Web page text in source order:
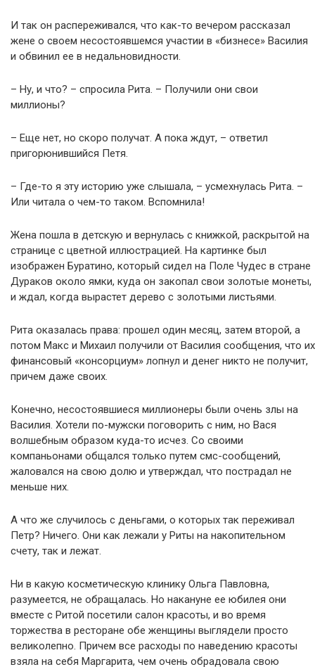
И так он распереживался, что как-то вечером рассказал
жене о своем несостоявшемся участии в «бизнесе» Василия
и обвинил ее в недальновидности.
– Ну, и что? – спросила Рита. – Получили они свои
миллионы?
– Еще нет, но скоро получат. А пока ждут, – ответил
пригорюнившийся Петя.
– Где-то я эту историю уже слышала, – усмехнулась Рита. –
Или читала о чем-то таком. Вспомнила!
Жена пошла в детскую и вернулась с книжкой, раскрытой на
странице с цветной иллюстрацией. На картинке был
изображен Буратино, который сидел на Поле Чудес в стране
Дypaков около ямки, куда он закопал свои золотые монеты,
и ждал, когда вырастет дерево с золотыми листьями.
Рита оказалась права: прошел один месяц, затем второй, а
потом Макс и Михаил получили от Василия сообщения, что их
финансовый «консорциум» лопнул и денег никто не получит,
причем даже своих.
Конечно, несостоявшиеся миллионеры были очень злы на
Василия. Хотели по-мужски поговорить с ним, но Вася
волшебным образом куда-то исчез. Со своими
компаньонами общался только путем смс-сообщений,
жаловался на свою долю и утверждал, что пострадал не
меньше них.
А что же случилось с деньгами, о которых так переживал
Петр? Ничего. Они как лежали у Риты на накопительном
счету, так и лежат.
Ни в какую косметическую клинику Ольга Павловна,
разумеется, не обращалась. Но накануне ее юбилея они
вместе с Ритой посетили салон красоты, и во время
торжества в ресторане обе женщины выглядели просто
великолепно. Причем все расходы по наведению красоты
взяла на себя Маргарита, чем очень обрадовала свою